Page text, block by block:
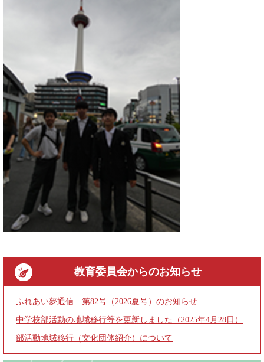
教育委員会からのお知らせ
ふれあい夢通信 第82号（2026夏号）のお知らせ
中学校部活動の地域移行等を更新しました（2025年4月28日）
部活動地域移行（文化団体紹介）について